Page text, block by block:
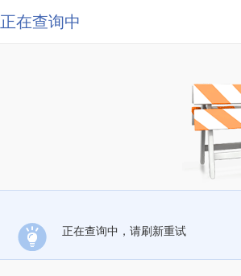
正在查询中
正在查询中，请刷新重试